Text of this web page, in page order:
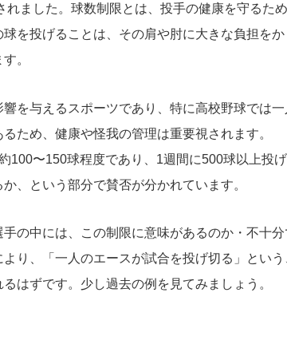
ました。球数制限とは、投手の健康を守るた
を投げることは、その肩や肘に大きな負担をか
。
を与えるスポーツであり、特に高校野球では一
ため、健康や怪我の管理は重要視されます。
100〜150球程度であり、1週間に500球以上投
、という部分で賛否が分かれています。
の中には、この制限に意味があるのか・不十分
り、「一人のエースが試合を投げ切る」という
はずです。少し過去の例を見てみましょう。